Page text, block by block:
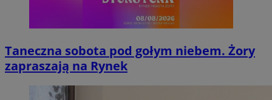
Taneczna sobota pod gołym niebem. Żory
zapraszają na Rynek